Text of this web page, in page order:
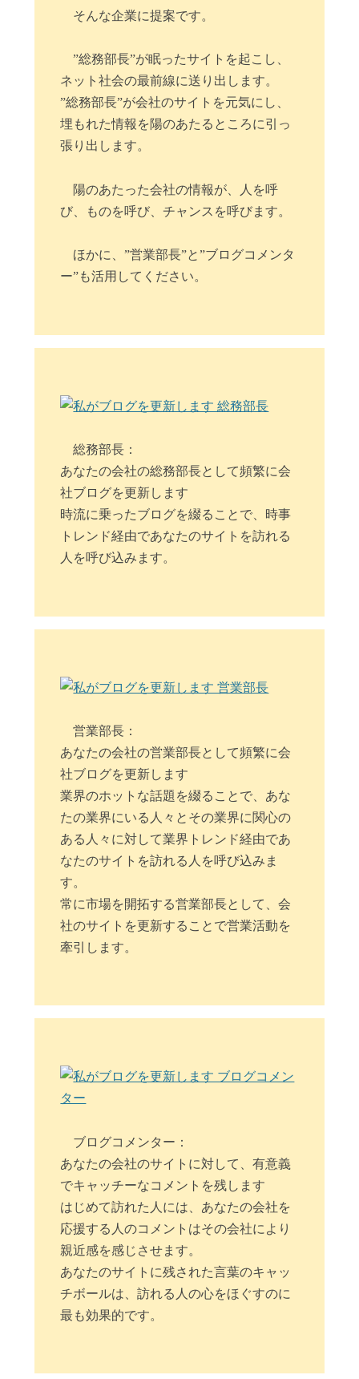
そんな企業に提案です。
”総務部長”が眠ったサイトを起こし、
ネット社会の最前線に送り出します。
”総務部長”が会社のサイトを元気にし、
埋もれた情報を陽のあたるところに引っ
張り出します。
陽のあたった会社の情報が、人を呼
び、ものを呼び、チャンスを呼びます。
ほかに、”営業部長”と”ブログコメンタ
ー”も活用してください。
総務部長：
あなたの会社の総務部長として頻繁に会
社ブログを更新します
時流に乗ったブログを綴ることで、時事
トレンド経由であなたのサイトを訪れる
人を呼び込みます。
営業部長：
あなたの会社の営業部長として頻繁に会
社ブログを更新します
業界のホットな話題を綴ることで、あな
たの業界にいる人々とその業界に関心の
ある人々に対して業界トレンド経由であ
なたのサイトを訪れる人を呼び込みま
す。
常に市場を開拓する営業部長として、会
社のサイトを更新することで営業活動を
牽引します。
ブログコメンター：
あなたの会社のサイトに対して、有意義
でキャッチーなコメントを残します
はじめて訪れた人には、あなたの会社を
応援する人のコメントはその会社により
親近感を感じさせます。
あなたのサイトに残された言葉のキャッ
チボールは、訪れる人の心をほぐすのに
最も効果的です。